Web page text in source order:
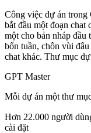
Công việc dự án trong
bắt đầu một đoạn chat
một cho bản nháp đầu
bốn tuần, chôn vùi
chat khác. Thư mục
GPT Master
Mỗi dự án một thư
Hơn 22.000 người
cài đặt